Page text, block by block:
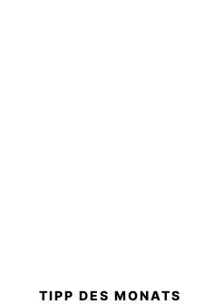
TIPP DES MONATS